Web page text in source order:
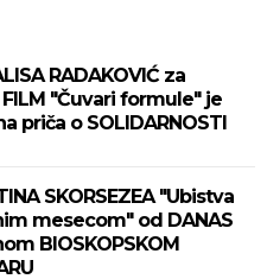
RADAKOVIĆ za
"Čuvari formule" je
priča o SOLIDARNOSTI
SKORSEZEA "Ubistva
mesecom" od DANAS
BIOSKOPSKOM